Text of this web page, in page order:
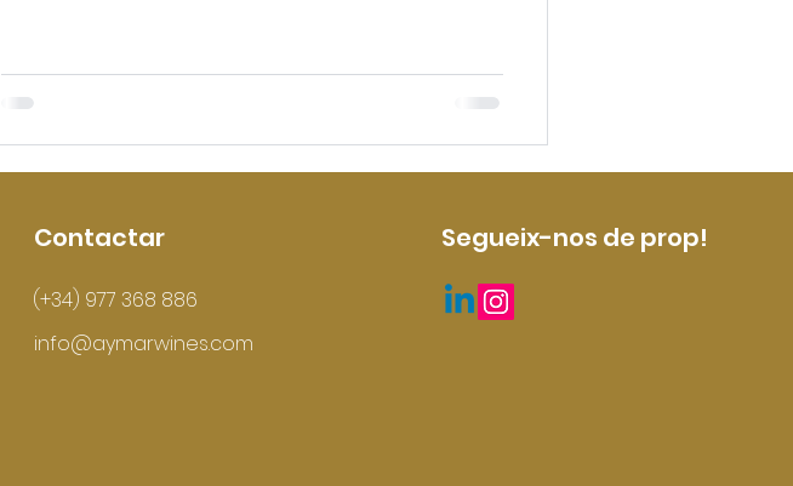
Contactar
(+34) 977 368 886
info@aymarwines.com
Segueix-nos de prop!